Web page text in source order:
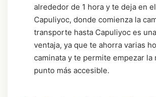
alrededor de 1 hora y te deja en
Capuliyoc, donde comienza la
transporte hasta Capuliyoc es
ventaja, ya que te ahorra varias
caminata y te permite empezar la
punto más accesible.